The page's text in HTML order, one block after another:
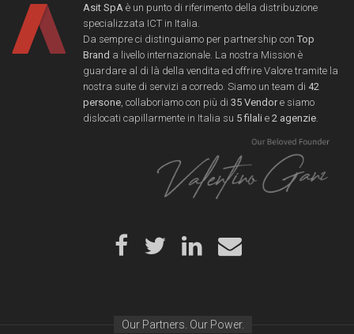
Asit SpA è un punto di riferimento della distribuzione
specializzata ICT in Italia.
Da sempre ci distinguiamo per partnership con Top
Brand a livello internazionale. La nostra Mission è
guardare al di là della vendita ed offrire Valore tramite la
nostra suite di servizi a corredo. Siamo un team di 42
persone , collaboriamo con più di 35 Vendore siamo
dislocati capillarmente in Italia su 5 filali e 2 agenzie